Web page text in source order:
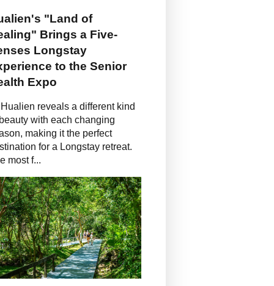
"Land of
Brings a Five-
Longstay
to the Senior
Expo
reveals a different kind
with each changing
making it the perfect
for a Longstay retreat.
most f...